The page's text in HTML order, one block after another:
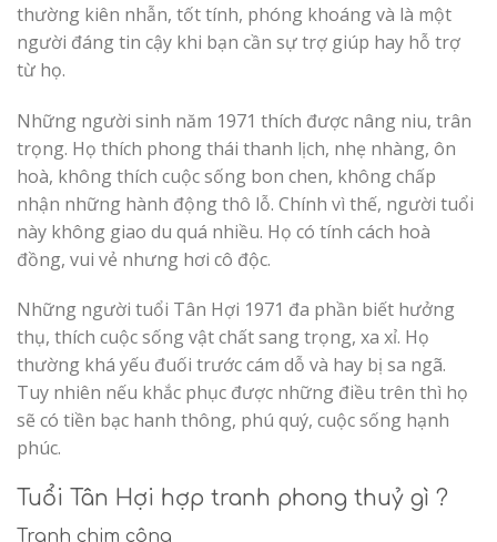
thường kiên nhẫn, tốt tính, phóng khoáng và là một
người đáng tin cậy khi bạn cần sự trợ giúp hay hỗ trợ
từ họ.
Những người sinh năm 1971 thích được nâng niu, trân
trọng. Họ thích phong thái thanh lịch, nhẹ nhàng, ôn
hoà, không thích cuộc sống bon chen, không chấp
nhận những hành động thô lỗ. Chính vì thế, người tuổi
này không giao du quá nhiều. Họ có tính cách hoà
đồng, vui vẻ nhưng hơi cô độc.
Những người tuổi Tân Hợi 1971 đa phần biết hưởng
thụ, thích cuộc sống vật chất sang trọng, xa xỉ. Họ
thường khá yếu đuối trước cám dỗ và hay bị sa ngã.
Tuy nhiên nếu khắc phục được những điều trên thì họ
sẽ có tiền bạc hanh thông, phú quý, cuộc sống hạnh
phúc.
Tuổi Tân Hợi hợp tranh phong thuỷ gì ?
Tranh chim công